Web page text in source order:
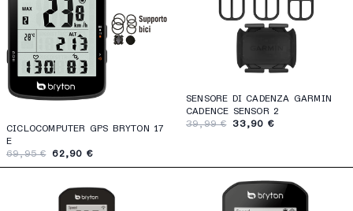
CICLOCOMPUTER GPS BRYTON 17
E
69,95 €
62,90 €
SENSORE DI CADENZA GARMIN
CADENCE SENSOR 2
39,99 €
33,90 €